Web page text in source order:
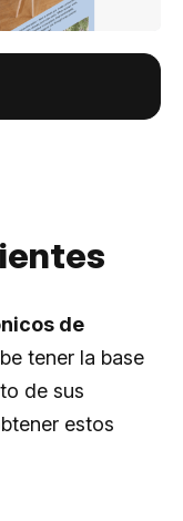
de
tener la base
de sus
estos